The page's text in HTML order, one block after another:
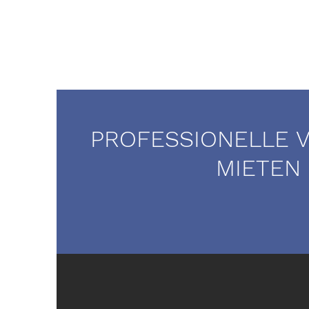
PROFESSIONELLE
MIETEN